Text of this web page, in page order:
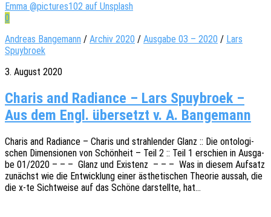
Emma @pictures102 auf Unsplash
0
Andreas Bangemann / Archiv 2020 / Ausgabe 03 – 2020 / Lars
Spuybroek
3. August 2020
Charis and Radiance – Lars Spuybroek –
Aus dem Engl. übersetzt v. A. Bangemann
Charis and Radi­ance – Charis und strah­len­der Glanz :: Die onto­lo­gi­
schen Dimen­sio­nen von Schön­heit – Teil 2 :: Teil 1 erschien in Ausga­
be 01/2020 – – – Glanz und Exis­tenz – – – Was in diesem Aufsatz
zunächst wie die Entwick­lung einer ästhe­ti­schen Theo­rie aussah, die
die x‑te Sicht­wei­se auf das Schöne darstell­te, hat…